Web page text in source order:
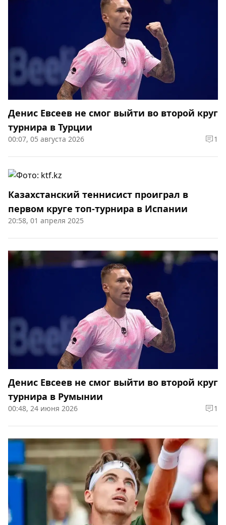
Денис Евсеев не смог выйти во второй круг
турнира в Турции
00:07, 05 августа 2026 1
Казахстанский теннисист проиграл в
первом круге топ-турнира в Испании
20:58, 01 апреля 2025
Денис Евсеев не смог выйти во второй круг
турнира в Румынии
00:48, 24 июня 2026 1